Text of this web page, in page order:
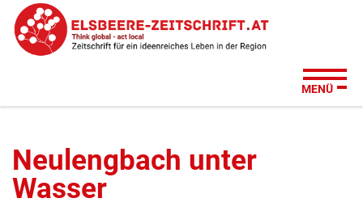
Seitenbereiche:
Zum
Inhalt
Hauptnavigation
Footernavigation
MENÜ
Neulengbach unter
Wasser